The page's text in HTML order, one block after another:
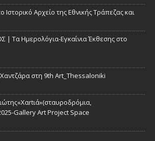
Αρχείο της Εθνικής Τράπεζας και
Τα Ημερολόγια-Εγκαίνια Έκθεσης στο
Χαντζάρα στη 9th Art_Thessaloniki
Gallery Art Project Space